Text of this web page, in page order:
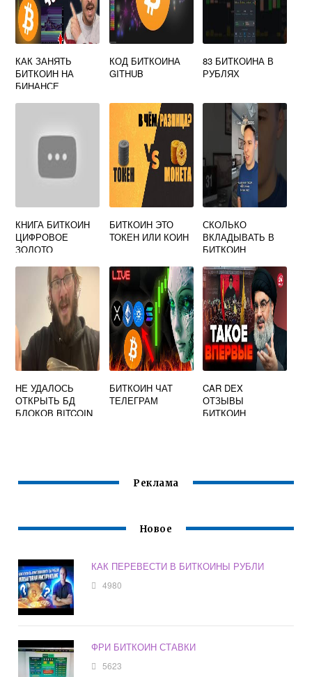
КАК ЗАНЯТЬ
БИТКОИН НА
БИНАНСЕ
КОД БИТКОИНА
GITHUB
83 БИТКОИНА В
РУБЛЯХ
КНИГА БИТКОИН
ЦИФРОВОЕ
ЗОЛОТО
БИТКОИН ЭТО
ТОКЕН ИЛИ КОИН
СКОЛЬКО
ВКЛАДЫВАТЬ В
БИТКОИН
НЕ УДАЛОСЬ
ОТКРЫТЬ БД
БЛОКОВ BITCOIN
БИТКОИН ЧАТ
ТЕЛЕГРАМ
CAR DEX
ОТЗЫВЫ
БИТКОИН
Реклама
Новое
КАК ПЕРЕВЕСТИ В БИТКОИНЫ РУБЛИ
4980
ФРИ БИТКОИН СТАВКИ
5623